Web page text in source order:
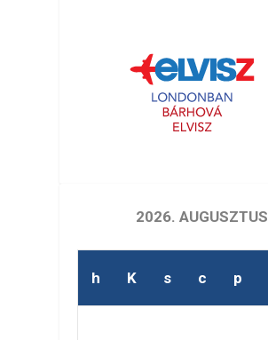
2026. AUGUSZTUS
h K s c p